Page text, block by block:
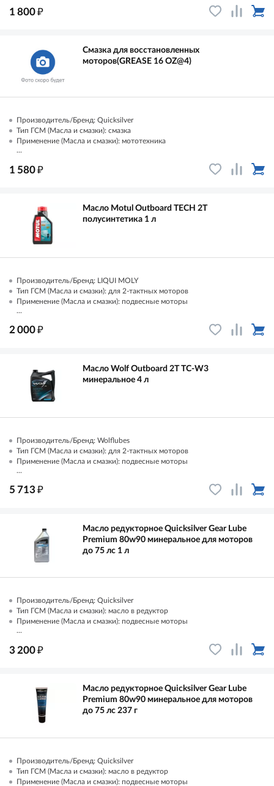
1 800₽
Смазка для восстановленных
моторов(GREASE 16 OZ@4)
Производитель/Бренд: Quicksilver
Тип ГСМ (Масла и смазки): смазка
Применение (Масла и смазки): мототехника
...
1 580₽
Масло Motul Outboard TECH 2T
полусинтетика 1 л
Производитель/Бренд: LIQUI MOLY
Тип ГСМ (Масла и смазки): для 2-тактных моторов
Применение (Масла и смазки): подвесные моторы
...
2 000₽
Масло Wolf Outboard 2T TC-W3
минеральное 4 л
Производитель/Бренд: Wolflubes
Тип ГСМ (Масла и смазки): для 2-тактных моторов
Применение (Масла и смазки): подвесные моторы
...
5 713₽
Масло редукторное Quicksilver Gear Lube
Premium 80w90 минеральное для моторов
до 75 лс 1 л
Производитель/Бренд: Quicksilver
Тип ГСМ (Масла и смазки): масло в редуктор
Применение (Масла и смазки): подвесные моторы
...
3 200₽
Масло редукторное Quicksilver Gear Lube
Premium 80w90 минеральное для моторов
до 75 лс 237 г
Производитель/Бренд: Quicksilver
Тип ГСМ (Масла и смазки): масло в редуктор
Применение (Масла и смазки): подвесные моторы